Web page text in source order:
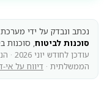
נכתב ונבדק על ידי
סוכנות לביטוח, סוכנות
הממשלתית · דיווח על אי-